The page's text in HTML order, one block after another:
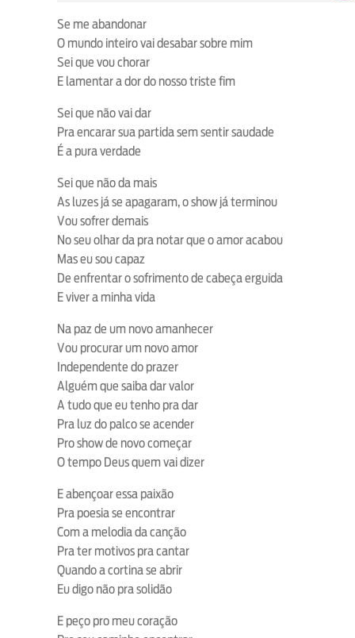
Se me abandonar
O mundo inteiro vai desabar sobre mim
Sei que vou chorar
E lamentar a dor do nosso triste fim
Sei que não vai dar
Pra encarar sua partida sem sentir saudade
É a pura verdade
Sei que não da mais
As luzes já se apagaram, o show já terminou
Vou sofrer demais
No seu olhar da pra notar que o amor acabou
Mas eu sou capaz
De enfrentar o sofrimento de cabeça erguida
E viver a minha vida
Na paz de um novo amanhecer
Vou procurar um novo amor
Independente do prazer
Alguém que saiba dar valor
A tudo que eu tenho pra dar
Pra luz do palco se acender
Pro show de novo começar
O tempo Deus quem vai dizer
E abençoar essa paixão
Pra poesia se encontrar
Com a melodia da canção
Pra ter motivos pra cantar
Quando a cortina se abrir
Eu digo não pra solidão
E peço pro meu coração